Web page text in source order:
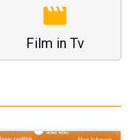
Film in Tv